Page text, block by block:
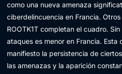
como una nueva amenaza
ciberdelincuencia en Francia.
ROOTK1T completan el cuadro.
ataques es menor en Francia. Esta
manifiesto la persistencia de
las amenazas y la aparición